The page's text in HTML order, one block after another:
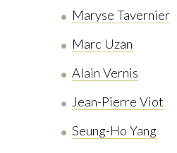
Maryse Tavernier
Marc Uzan
Alain Vernis
Jean-Pierre Viot
Seung-Ho Yang